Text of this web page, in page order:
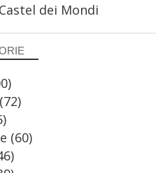
dei Mondi
(72)
(60)